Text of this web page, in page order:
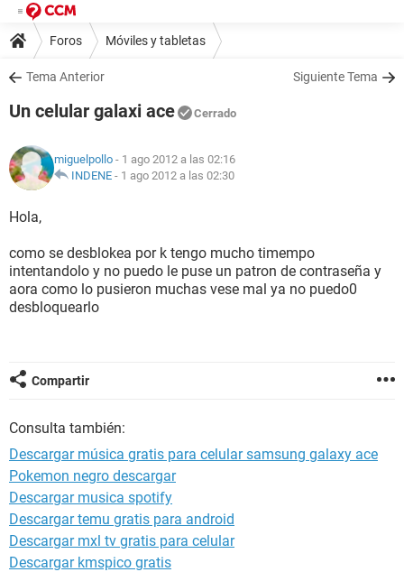
Foros Móviles y tabletas
Tema Anterior Siguiente Tema
Un celular galaxi ace Cerrado
miguelpollo - 1 ago 2012 a las 02:16
INDENE - 1 ago 2012 a las 02:30
Hola,
como se desblokea por k tengo mucho timempo
intentandolo y no puedo le puse un patron de contraseña y
aora como lo pusieron muchas vese mal ya no puedo0
desbloquearlo
Compartir
Consulta también:
Descargar música gratis para celular samsung galaxy ace
Pokemon negro descargar
Descargar musica spotify
Descargar temu gratis para android
Descargar mxl tv gratis para celular
Descargar kmspico gratis